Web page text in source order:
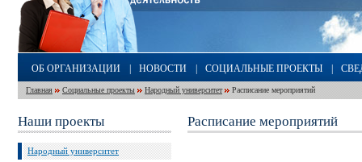
ОБ ОРГАНИЗАЦИИ НОВОСТИ СОЦИАЛЬНЫЕ ПРОЕКТЫ
Главная Социальные проекты Народный университет Расписание мероприятий
Наши проекты
Народный университет
Расписание мероприятий